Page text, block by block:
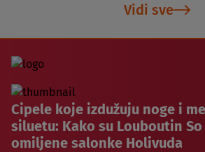
Vidi sve
Cipele koje izdužuju noge i
siluetu: Kako su Louboutin
omiljene salonke Holivuda